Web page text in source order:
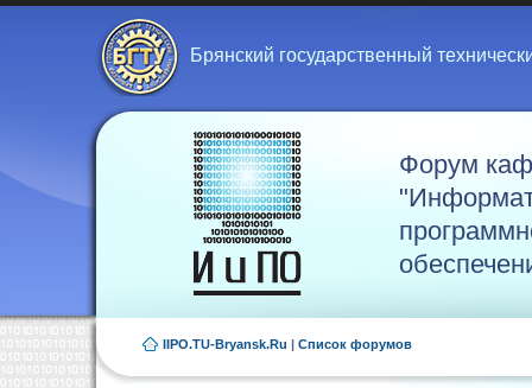
Брянский государственный
Форум
IIPO.TU-Bryansk.Ru | Список форумов